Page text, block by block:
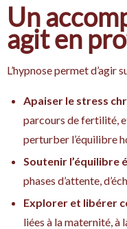
Un
agit en
L’hypnose permet d’agir
Apaiser le stress
parcours de fertilité,
perturber l’équilibre
Soutenir l’équilibre
phases d’attente,
Explorer et libérer
liées à la maternité, à